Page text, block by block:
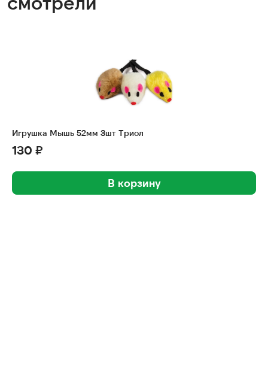
Игрушка Мышь 52мм 3шт Триол
130 ₽
В корзину